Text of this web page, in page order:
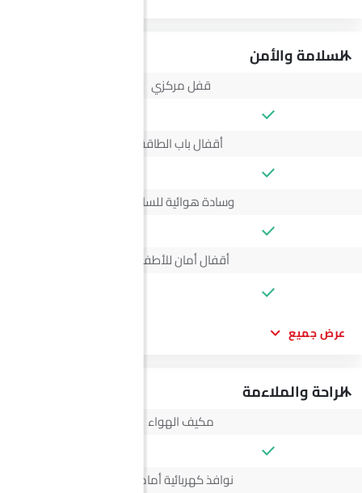
السلامة والأمن
قفل مركزي
أقفال باب الطاقة
وسادة هوائية للسائق
أقفال أمان للأطفال
عرض جميع
الراحة والملاءمة
مكيف الهواء
نوافذ كهربائية أمامية